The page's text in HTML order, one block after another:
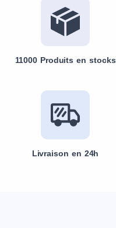
11000 Produits en stocks
Livraison en 24h